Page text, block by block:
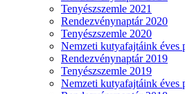
Tenyészszemle 2021
Rendezvénynaptár 2020
Tenyészszemle 2020
Nemzeti kutyafajtáink éves
Rendezvénynaptár 2019
Tenyészszemle 2019
Nemzeti kutyafajtáink éves